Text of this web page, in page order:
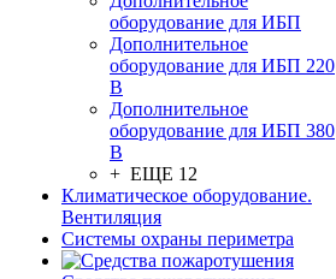
оборудование для ИБП
Дополнительное
оборудование для ИБП 220
В
Дополнительное
оборудование для ИБП 380
В
+ ЕЩЕ 12
Климатическое оборудование.
Вентиляция
Системы охраны периметра